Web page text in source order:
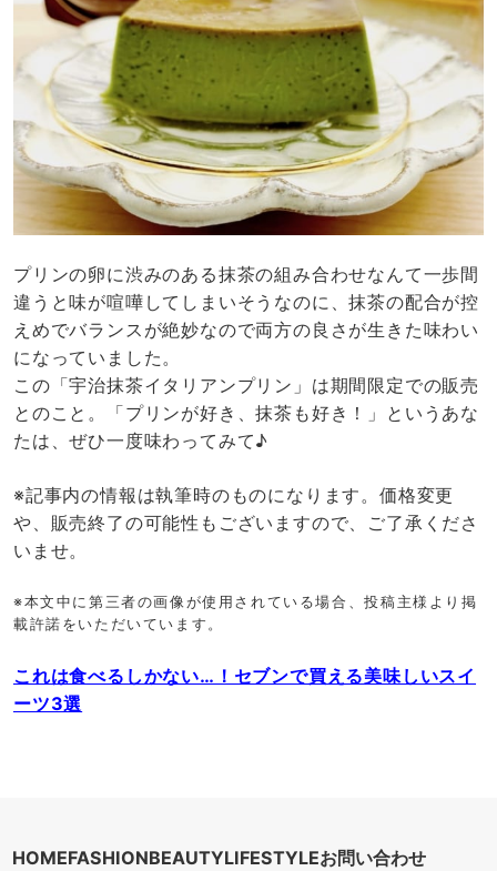
プリンの卵に渋みのある抹茶の組み合わせなんて一歩間
違うと味が喧嘩してしまいそうなのに、抹茶の配合が控
えめでバランスが絶妙なので両方の良さが生きた味わい
になっていました。
この「宇治抹茶イタリアンプリン」は期間限定での販売
とのこと。「プリンが好き、抹茶も好き！」というあな
たは、ぜひ一度味わってみて♪
※記事内の情報は執筆時のものになります。価格変更
や、販売終了の可能性もございますので、ご了承くださ
いませ。
※本文中に第三者の画像が使用されている場合、投稿主様より掲
載許諾をいただいています。
これは食べるしかない…！セブンで買える美味しいスイ
ーツ3選
HOMEFASHIONBEAUTYLIFESTYLEお問い合わせ